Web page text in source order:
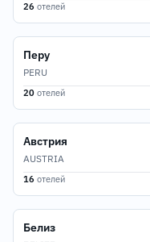
26 отелей
Перу
PERU
20 отелей
Австрия
AUSTRIA
16 отелей
Белиз